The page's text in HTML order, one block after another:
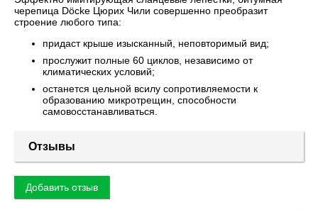
черепица Döcke Цюрих Чили совершенно преобразит
строение любого типа:
придаст крыше изысканный, неповторимый вид;
прослужит полные 60 циклов, независимо от
климатических условий;
останется цельной всилу сопротивляемости к
образованию микротрещин, способности
самовосстанавливаться.
Отзывы
Добавить отзыв